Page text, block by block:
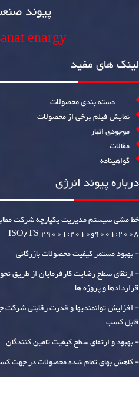
پیوند
enargy
لینک های مفید
دسته بندی محصولات
نمایش فیلم برخی از محصولات
موجودی انبار
مقالات
گواهینامه
درباره پیوند انرژی
9001:2008وISO/TS 29001:2010
- بهبود مستمر کیفیت محصولات بازرگانی
- ارتقای سطح رضایت کارفرمایان از طریق
قراردادها و پروژه ها
- افزایش توانمندیها و قدرت رقابتی شرکت
قابل کسب
- بهبود و ارتقای سطح کیفیت تامین کنندگان
- کاهش بهای تمام شده محصولات در جهت